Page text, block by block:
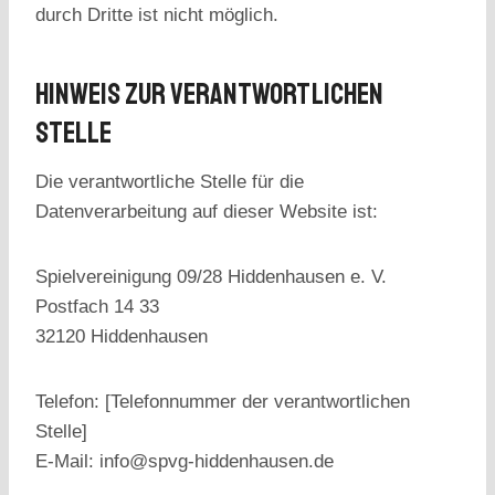
durch Dritte ist nicht möglich.
Hinweis Zur Verantwortlichen
Stelle
Die verantwortliche Stelle für die
Datenverarbeitung auf dieser Website ist:
Spielvereinigung 09/28 Hiddenhausen e. V.
Postfach 14 33
32120 Hiddenhausen
Telefon: [Telefonnummer der verantwortlichen
Stelle]
E-Mail: info@spvg-hiddenhausen.de